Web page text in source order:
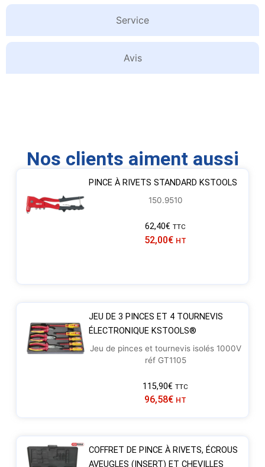
Service
Avis
Nos clients aiment aussi
PINCE À RIVETS STANDARD KSTOOLS
150.9510
62,40€ TTC
52,00€ HT
JEU DE 3 PINCES ET 4 TOURNEVIS
ÉLECTRONIQUE KSTOOLS®
Jeu de pinces et tournevis isolés 1000V
réf GT1105
115,90€ TTC
96,58€ HT
COFFRET DE PINCE À RIVETS, ÉCROUS
AVEUGLES (INSERT) ET CHEVILLES